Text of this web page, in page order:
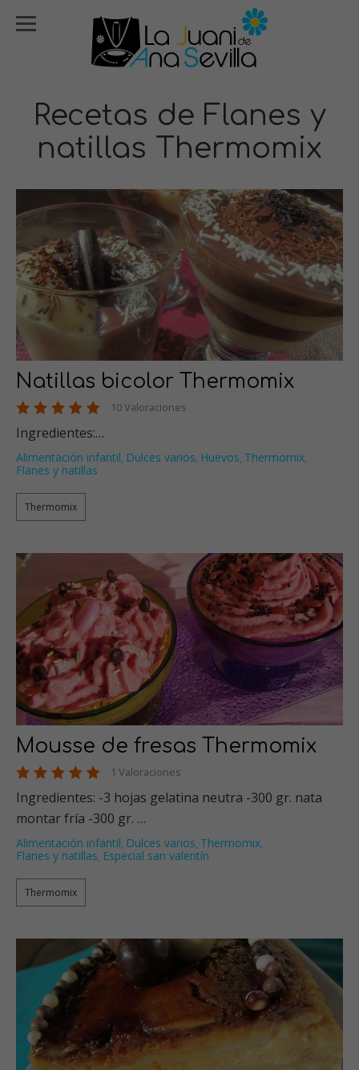
Recetas de Flanes y
natillas Thermomix
Natillas bicolor Thermomix
10 Valoraciones
Ingredientes:…
Alimentación infantil, Dulces varios, Huevos, Thermomix,
Flanes y natillas
Thermomix
Mousse de fresas Thermomix
1 Valoraciones
Ingredientes: -3 hojas gelatina neutra -300 gr. nata
montar fría -300 gr. …
Alimentación infantil, Dulces varios, Thermomix,
Flanes y natillas, Especial san valentín
Thermomix